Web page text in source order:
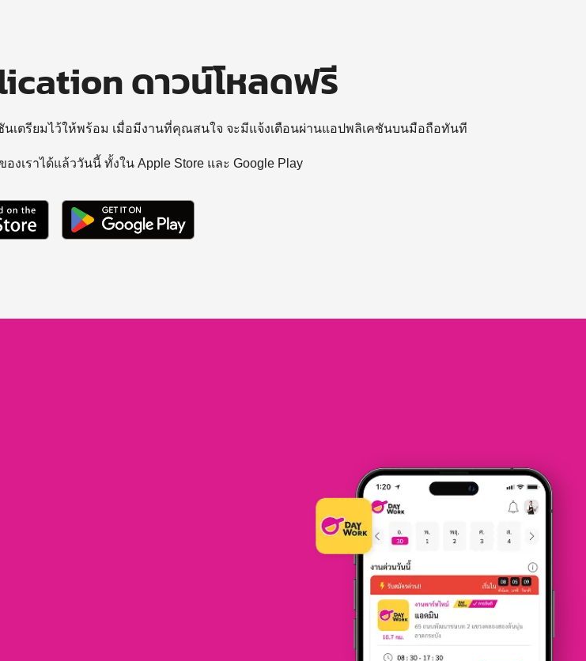
ดาวน์โหลดฟรี
เตรียมไว้ให้พร้อม เมื่อมีงานที่คุณสนใจ จะมีแจ้งเตือนผ่านแอปพลิเคชันบนมือถือทันที
งเราได้แล้ววันนี้ ทั้งใน Apple Store และ Google Play